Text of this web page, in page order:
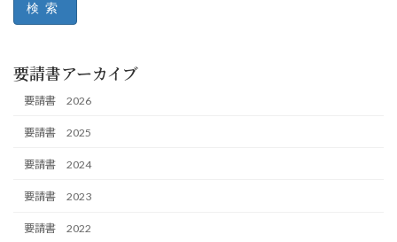
検索
要請書アーカイブ
要請書 2026
要請書 2025
要請書 2024
要請書 2023
要請書 2022